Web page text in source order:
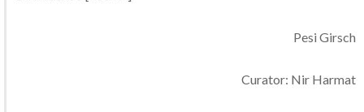
Pesi Girsch
Curator: Nir Harmat